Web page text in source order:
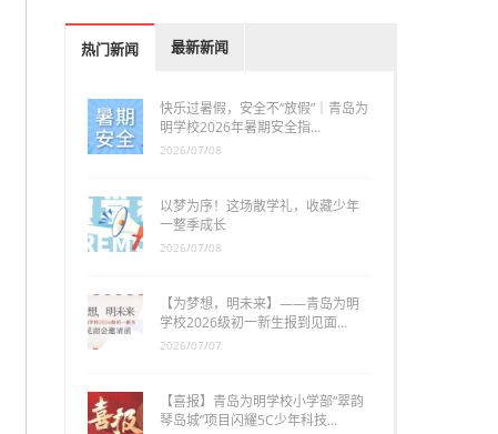
热门新闻 最新新闻
快乐过暑假，安全不“放假”｜青岛为
明学校2026年暑期安全指…
2026/07/08
以梦为序！这场散学礼，收藏少年
一整季成长
2026/07/08
【为梦想，明未来】——青岛为明
学校2026级初一新生报到见面…
2026/07/07
【喜报】青岛为明学校小学部“翠韵
琴岛城”项目闪耀5C少年科技…